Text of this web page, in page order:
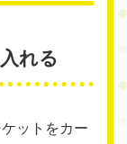
れる
ットをカー